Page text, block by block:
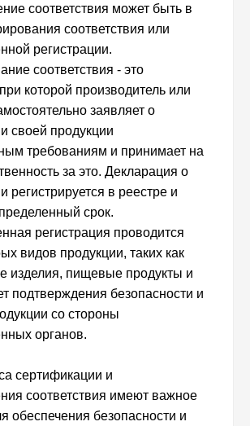
соответствия может быть в
соответствия или
регистрации.
соответствия - это
которой производитель или
заявляет о
своей продукции
требованиям и принимает на
за это. Декларация о
регистрируется в реестре и
срок.
регистрация проводится
видов продукции, таких как
изделия, пищевые продукты и
подтверждения безопасности и
со стороны
органов.
сертификации и
соответствия имеют важное
обеспечения безопасности и